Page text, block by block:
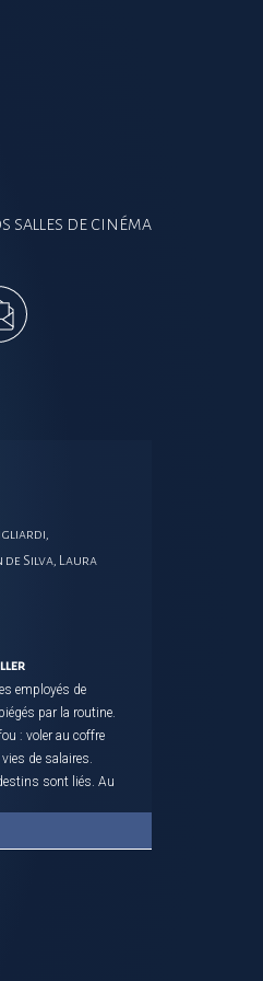
SALLES DE CINÉMA
Silva, Laura
employés de
par la routine.
: voler au coffre
de salaires.
sont liés. Au